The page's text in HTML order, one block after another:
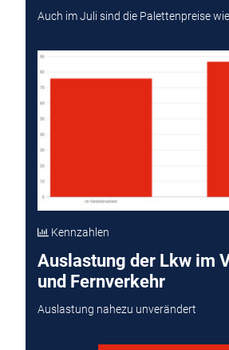
Auch im Juli sind die Palettenpreise
Kennzahlen
Auslastung der Lkw im
und Fernverkehr
Auslastung nahezu unverändert